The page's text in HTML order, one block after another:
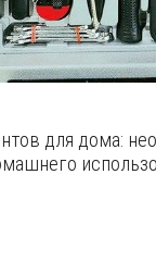
для дома: